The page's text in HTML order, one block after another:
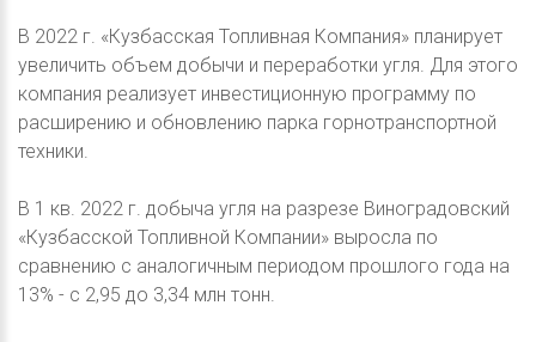
В 2022 г. «Кузбасская Топливная Компания» планирует
увеличить объем добычи и переработки угля. Для этого
компания реализует инвестиционную программу по
расширению и обновлению парка горнотранспортной
техники.
В 1 кв. 2022 г. добыча угля на разрезе Виноградовский
«Кузбасской Топливной Компании» выросла по
сравнению с аналогичным периодом прошлого года на
13% - с 2,95 до 3,34 млн тонн.